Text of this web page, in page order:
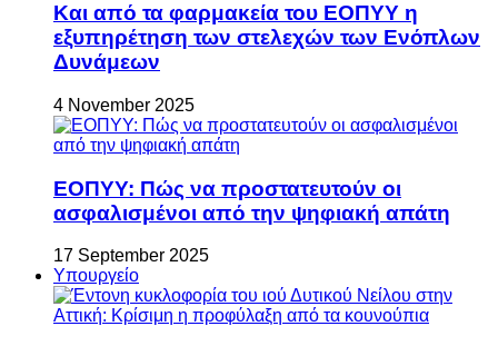
Και από τα φαρμακεία του ΕΟΠΥΥ η
εξυπηρέτηση των στελεχών των Ενόπλων
Δυνάμεων
4 November 2025
ΕΟΠΥΥ: Πώς να προστατευτούν οι
ασφαλισμένοι από την ψηφιακή απάτη
17 September 2025
Υπουργείο